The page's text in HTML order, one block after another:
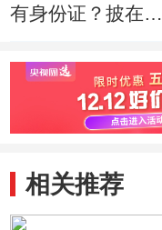
有身份证？披在身
相关推荐